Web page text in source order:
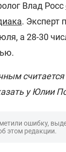
Влад Росс
. Эксперт
а 28-30
считается
у Юлии
ошибку,
этом редакции.